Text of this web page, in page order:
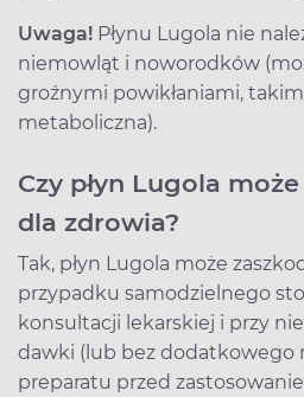
Uwaga! Płynu Lugola nie
niemowląt i noworodków
groźnymi powikłaniami,
metaboliczna).
Czy płyn Lugola
dla zdrowia?
Tak, płyn Lugola może
przypadku samodzielnego
konsultacji lekarskiej i przy
dawki (lub bez dodatkowego
preparatu przed